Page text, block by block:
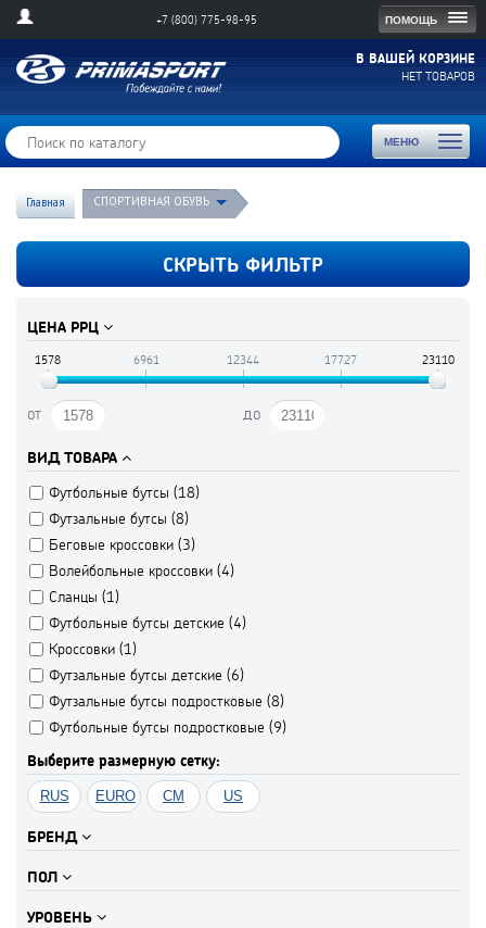
ПОМОЩЬ
+7 (800) 775-98-95
В ВАШЕЙ КОРЗИНЕ
НЕТ ТОВАРОВ
МЕНЮ
Toggle
Главная СПОРТИВНАЯ ОБУВЬ
СКРЫТЬ ФИЛЬТР
ЦЕНА РРЦ
1578 6961 12344 17727 23110
от до
ВИД ТОВАРА
Футбольные бутсы (18)
Футзальные бутсы (8)
Беговые кроссовки (3)
Волейбольные кроссовки (4)
Сланцы (1)
Футбольные бутсы детские (4)
Кроссовки (1)
Футзальные бутсы детские (6)
Футзальные бутсы подростковые (8)
Футбольные бутсы подростковые (9)
Выберите размерную сетку:
RUS EURO CM US
БРЕНД
ПОЛ
УРОВЕНЬ